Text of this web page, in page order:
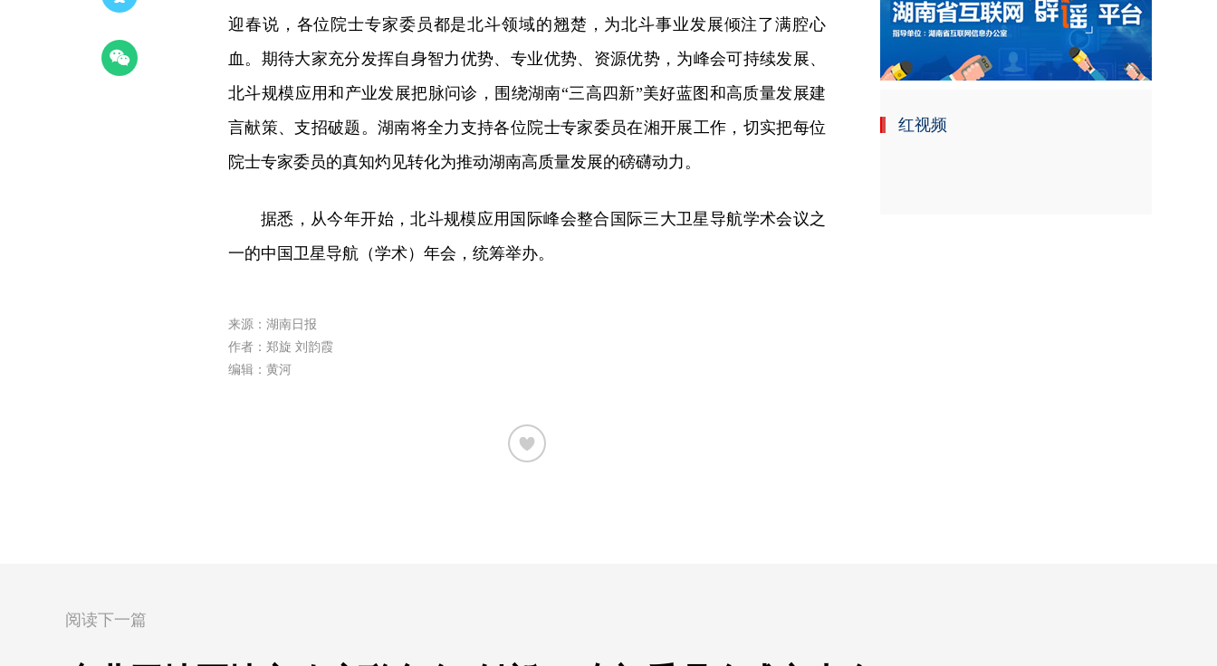
迎春说，各位院士专家委员都是北斗领域的翘楚，为北斗事业发展倾注了满腔心
血。期待大家充分发挥自身智力优势、专业优势、资源优势，为峰会可持续发展、
北斗规模应用和产业发展把脉问诊，围绕湖南“三高四新”美好蓝图和高质量发展建
言献策、支招破题。湖南将全力支持各位院士专家委员在湘开展工作，切实把每位
院士专家委员的真知灼见转化为推动湖南高质量发展的磅礴动力。
据悉，从今年开始，北斗规模应用国际峰会整合国际三大卫星导航学术会议之
一的中国卫星导航（学术）年会，统筹举办。
来源：湖南日报
作者：郑旋 刘韵霞
编辑：黄河
红视频
阅读下一篇